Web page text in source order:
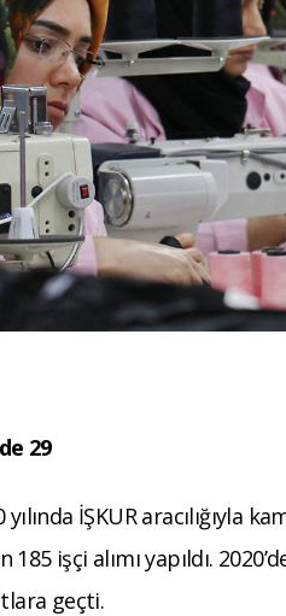
29
İŞKUR aracılığıyla
işçi alımı yapıldı.
geçti.